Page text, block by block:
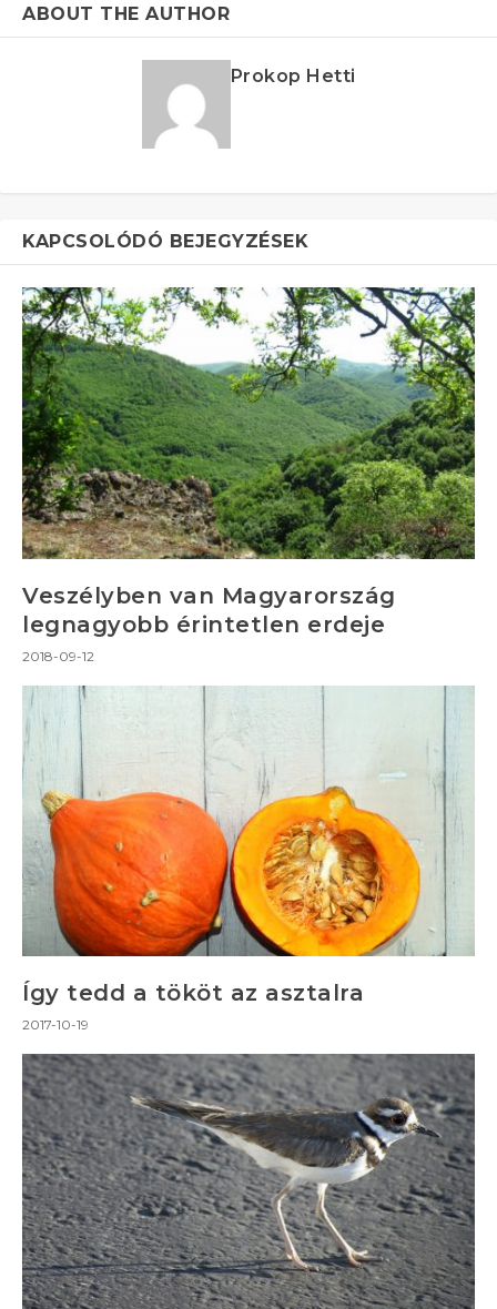
ABOUT THE AUTHOR
Prokop Hetti
KAPCSOLÓDÓ BEJEGYZÉSEK
Veszélyben van Magyarország
legnagyobb érintetlen erdeje
2018-09-12
Így tedd a tököt az asztalra
2017-10-19